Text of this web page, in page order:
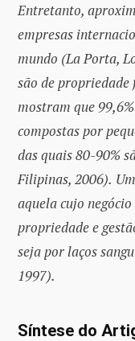
Entretanto,
empresas
mundo (La Porta,
são de
mostram que
compostas por
das quais 80-90%
Filipinas, 2006).
aquela cujo
propriedade e
seja por laços
1997).
Síntese do